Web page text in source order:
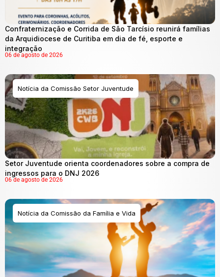
Confraternização e Corrida de São Tarcísio reunirá famílias
da Arquidiocese de Curitiba em dia de fé, esporte e
integração
06 de agosto de 2026
Notícia da Comissão Setor Juventude
Setor Juventude orienta coordenadores sobre a compra de
ingressos para o DNJ 2026
06 de agosto de 2026
Notícia da Comissão da Família e Vida